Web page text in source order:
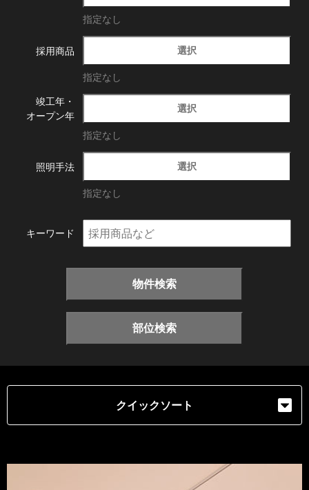
指定なし
採用商品 選択
指定なし
竣工年・
オープン年
選択
指定なし
照明手法 選択
指定なし
キーワード
物件検索
部位検索
クイックソート